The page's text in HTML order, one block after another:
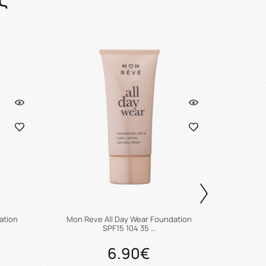
Mon Reve All Day Wear Foundation
SPF15 104 35 …
6.90€